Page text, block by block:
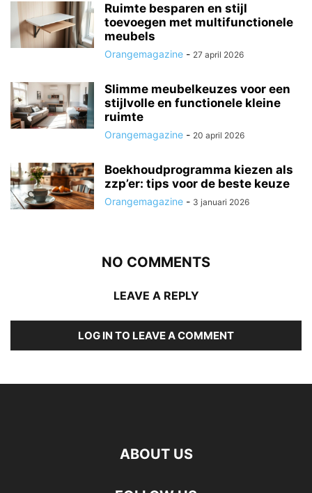
Ruimte besparen en stijl
toevoegen met multifunctionele
meubels
Orangemagazine - 27 april 2026
Slimme meubelkeuzes voor een
stijlvolle en functionele kleine
ruimte
Orangemagazine - 20 april 2026
Boekhoudprogramma kiezen als
zzp’er: tips voor de beste keuze
Orangemagazine - 3 januari 2026
NO COMMENTS
LEAVE A REPLY
LOG IN TO LEAVE A COMMENT
ABOUT US